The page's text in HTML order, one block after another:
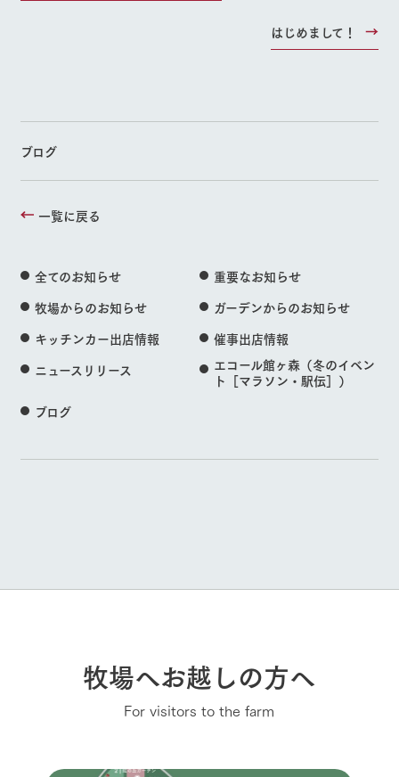
はじめまして！
ブログ
一覧に戻る
全てのお知らせ
重要なお知らせ
牧場からのお知らせ
ガーデンからのお知らせ
キッチンカー出店情報
催事出店情報
ニュースリリース
エコール館ヶ森（冬のイベン
ト［マラソン・駅伝］）
ブログ
牧場へお越しの方へ
For visitors to the farm